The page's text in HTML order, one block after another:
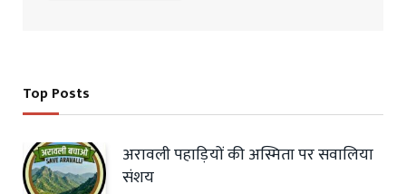
Top Posts
अरावली पहाड़ियों की अस्मिता पर सवालिया
संशय